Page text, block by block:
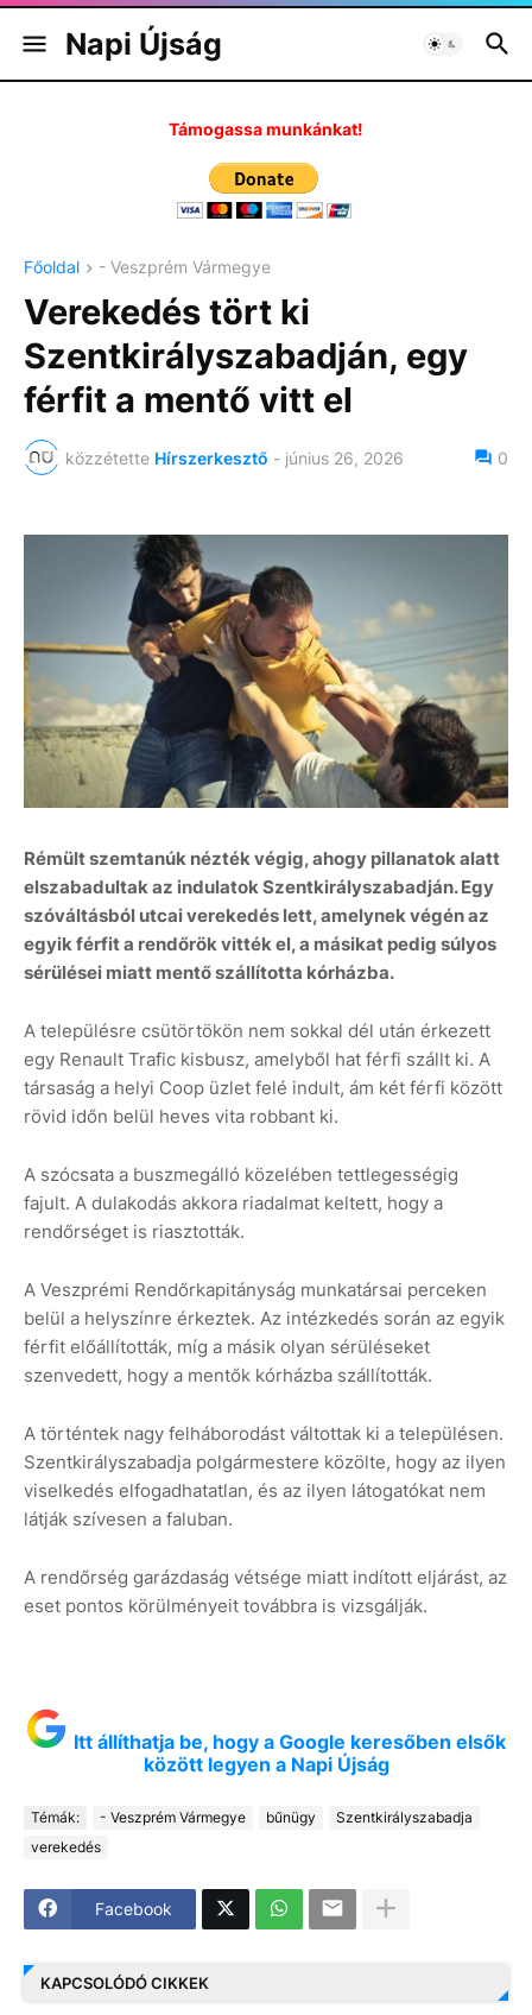
Napi Újság
Támogassa munkánkat!
Főoldal - Veszprém Vármegye
Verekedés tört ki
Szentkirályszabadján, egy
férfit a mentő vitt el
közzétette Hírszerkesztő - június 26, 2026 0
Rémült szemtanúk nézték végig, ahogy pillanatok alatt
elszabadultak az indulatok Szentkirályszabadján. Egy
szóváltásból utcai verekedés lett, amelynek végén az
egyik férfit a rendőrök vitték el, a másikat pedig súlyos
sérülései miatt mentő szállította kórházba.
A településre csütörtökön nem sokkal dél után érkezett
egy Renault Trafic kisbusz, amelyből hat férfi szállt ki. A
társaság a helyi Coop üzlet felé indult, ám két férfi között
rövid időn belül heves vita robbant ki.
A szócsata a buszmegálló közelében tettlegességig
fajult. A dulakodás akkora riadalmat keltett, hogy a
rendőrséget is riasztották.
A Veszprémi Rendőrkapitányság munkatársai perceken
belül a helyszínre érkeztek. Az intézkedés során az egyik
férfit előállították, míg a másik olyan sérüléseket
szenvedett, hogy a mentők kórházba szállították.
A történtek nagy felháborodást váltottak ki a településen.
Szentkirályszabadja polgármestere közölte, hogy az ilyen
viselkedés elfogadhatatlan, és az ilyen látogatókat nem
látják szívesen a faluban.
A rendőrség garázdaság vétsége miatt indított eljárást, az
eset pontos körülményeit továbbra is vizsgálják.
Itt állíthatja be, hogy a Google keresőben elsők
között legyen a Napi Újság
Témák: - Veszprém Vármegye bűnügy
Szentkirályszabadja
verekedés
Facebook
KAPCSOLÓDÓ CIKKEK